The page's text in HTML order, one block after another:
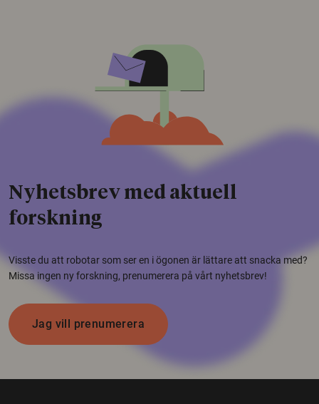
Nyhetsbrev med aktuell
forskning
Visste du att robotar som ser en i ögonen är lättare att snacka med?
Missa ingen ny forskning, prenumerera på vårt nyhetsbrev!
Jag vill prenumerera